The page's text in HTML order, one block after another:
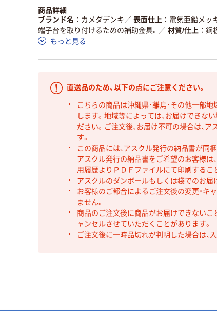
商品詳細
ブランド名
カメダデンキ ／ 表面仕上 電気亜鉛メッ
端子台を取り付けるための補助金具。 ／ 材質/仕上 鋼
もっと見る
直送品のため、以下の点にご注意ください。
こちらの商品は沖縄県・離島・その他一部
します。地域等によっては、お届けできな
ださい。ご注文後、お届け不可の場合は、
す。
この商品には、アスクル発行の納品書が同
アスクル発行の納品書をご希望のお客様は
用履歴よりＰＤＦファイルにて印刷するこ
アスクルのダンボールもしくは袋でのお届
お客様のご都合によるご注文後の変更・キ
ません。
商品のご注文後に商品がお届けできないこ
ャンセルさせていただくことがあります。
ご注文後に一時品切れが判明した場合は、